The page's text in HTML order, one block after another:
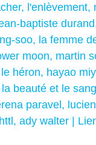
, l'enlèvement,
baptiste durand
soo, la femme
moon, martin
héron, hayao
beauté et le
paravel,
, ady walter |